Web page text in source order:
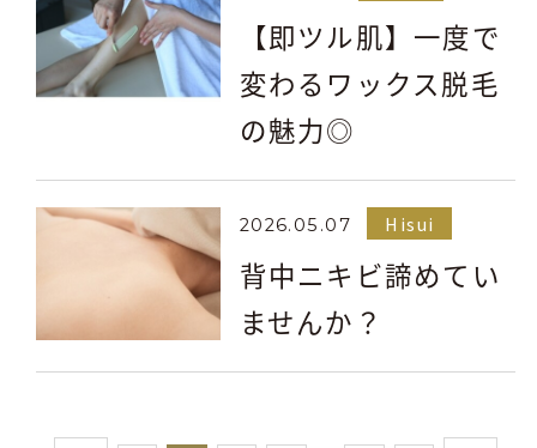
【即ツル肌】一度で
変わるワックス脱毛
の魅力◎
2026.05.07 Hisui
背中ニキビ諦めてい
ませんか？